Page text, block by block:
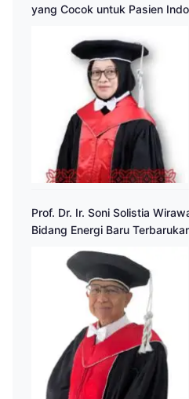
yang Cocok untuk Pasien
Prof. Dr. Ir. Soni Solistia
Bidang Energi Baru